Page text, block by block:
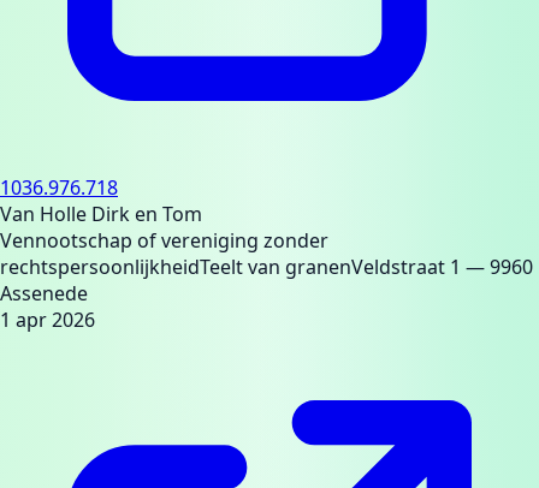
1036.976.718
Van Holle Dirk en Tom
Vennootschap of vereniging zonder
rechtspersoonlijkheidTeelt van granenVeldstraat 1 — 9960
Assenede
1 apr 2026